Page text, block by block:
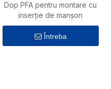
Dop PFA pentru montare cu
inserție de manșon
Întreba